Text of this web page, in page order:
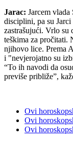
Jarac: Jarcem
disciplini, pa su
zastrašujući. Vrlo su
teškima za pročitati.
njihovo lice. Prema
i "nevjerojatno su
“To ih navodi da
previše približe”,
Ovi
Ovi
Ovi